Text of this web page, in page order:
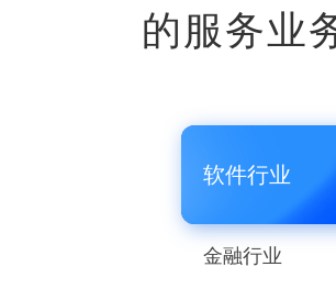
的服务业
软件行业
金融行业